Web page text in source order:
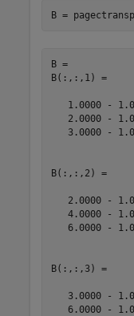
B =
B =
B(:,:,1) =
1.0000 -
2.0000 -
3.0000 -
B(:,:,2) =
2.0000 -
4.0000 -
6.0000 -
B(:,:,3) =
3.0000 -
6.0000 -